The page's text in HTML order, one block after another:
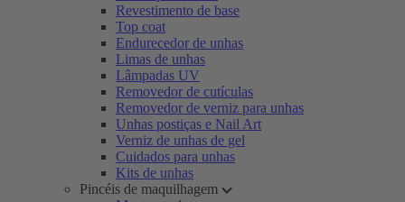
Revestimento de base
Top coat
Endurecedor de unhas
Limas de unhas
Lâmpadas UV
Removedor de cutículas
Removedor de verniz para unhas
Unhas postiças e Nail Art
Verniz de unhas de gel
Cuidados para unhas
Kits de unhas
Pincéis de maquilhagem